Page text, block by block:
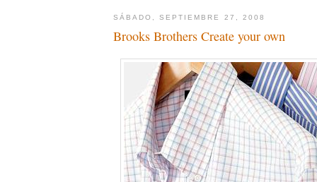
SÁBADO, SEPTIEMBRE 27, 2008
Brooks Brothers Create your own